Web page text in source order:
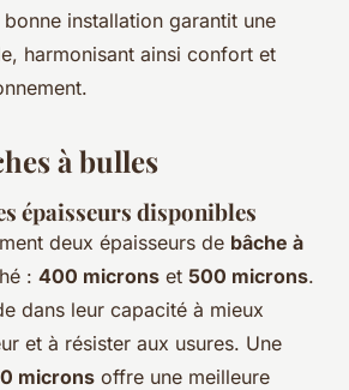
installation garantit une
harmonisant ainsi confort et
à bulles
épaisseurs disponibles
deux épaisseurs de bâche à
: 400 microns et 500 microns.
dans leur capacité à mieux
et à résister aux usures. Une
microns offre une meilleure